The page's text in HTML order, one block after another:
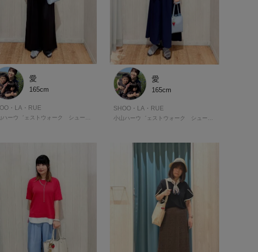
愛
165cm
・LA・RUE
愛
165cm
SHOO・LA・RUE